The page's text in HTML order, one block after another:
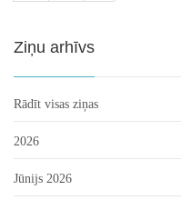
Ziņu arhīvs
Rādīt visas ziņas
2026
Jūnijs 2026